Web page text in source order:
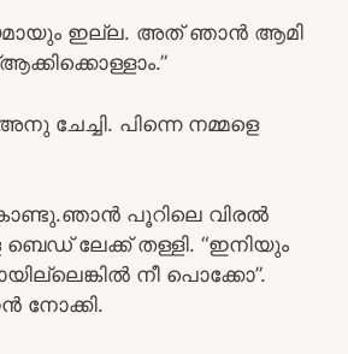
ഇല്ല. അത് ഞാൻ ആമി
ചേച്ചി. പിന്നെ നമ്മളെ
പൂറിലെ വിരൽ
ലേക്ക് തള്ളി. “ഇനിയും
നീ പൊക്കോ”.
നോക്കി.